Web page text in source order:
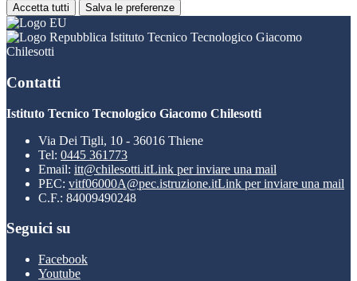
Accetta tutti Salva le preferenze
Istituto Tecnico Tecnologico Giacomo
Chilesotti
Contatti
Istituto Tecnico Tecnologico Giacomo Chilesotti
Via Dei Tigli, 10 - 36016 Thiene
Tel: 0445 361773
Email: itt@chilesotti.itLink per inviare una mail
PEC: vitf06000A@pec.istruzione.itLink per inviare una mail
C.F.: 84009490248
Seguici su
Facebook
Youtube